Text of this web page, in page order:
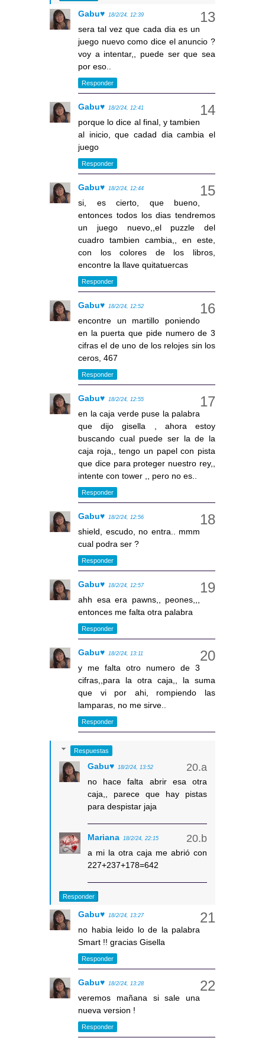
Gabu♥ 18/2/24, 12:39
sera tal vez que cada dia es un
juego nuevo como dice el anuncio ?
voy a intentar,, puede ser que sea
por eso..
Responder
Gabu♥ 18/2/24, 12:41
porque lo dice al final, y tambien
al inicio, que cadad dia cambia el
juego
Responder
Gabu♥ 18/2/24, 12:44
si, es cierto, que bueno,
entonces todos los dias tendremos
un juego nuevo,,el puzzle del
cuadro tambien cambia,, en este,
con los colores de los libros,
encontre la llave quitatuercas
Responder
Gabu♥ 18/2/24, 12:52
encontre un martillo poniendo
en la puerta que pide numero de 3
cifras el de uno de los relojes sin los
ceros, 467
Responder
Gabu♥ 18/2/24, 12:55
en la caja verde puse la palabra
que dijo gisella , ahora estoy
buscando cual puede ser la de la
caja roja,, tengo un papel con pista
que dice para proteger nuestro rey,,
intente con tower ,, pero no es..
Responder
Gabu♥ 18/2/24, 12:56
shield, escudo, no entra.. mmm
cual podra ser ?
Responder
Gabu♥ 18/2/24, 12:57
ahh esa era pawns,, peones,,,
entonces me falta otra palabra
Responder
Gabu♥ 18/2/24, 13:11
y me falta otro numero de 3
cifras,,para la otra caja,, la suma
que vi por ahi, rompiendo las
lamparas, no me sirve..
Responder
Respuestas
Gabu♥ 18/2/24, 13:52
no hace falta abrir esa otra
caja,, parece que hay pistas
para despistar jaja
Mariana 18/2/24, 22:15
a mi la otra caja me abrió con
227+237+178=642
Responder
Gabu♥ 18/2/24, 13:27
no habia leido lo de la palabra
Smart !! gracias Gisella
Responder
Gabu♥ 18/2/24, 13:28
veremos mañana si sale una
nueva version !
Responder